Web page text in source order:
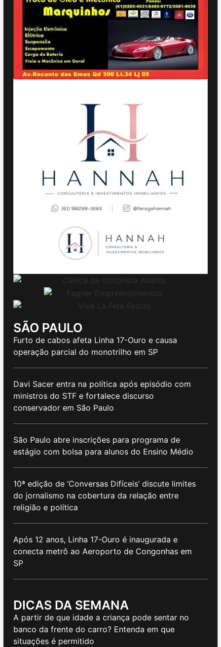
SÃO PAULO
Furto de cabos afeta Linha 17-Ouro e causa
operação parcial do monotrilho em SP
Davi Sacer entra na política após episódio com
ministros do STF e fortalece discurso
conservador em São Paulo
São Paulo abre inscrições para programa de
estágio com bolsa para alunos do Ensino Médio
10ª edição de ‘Conversas Difíceis’ discute limites
do jornalismo na cobertura da relação entre
religião e política
Após 12 anos, Linha 17-Ouro é inaugurada e
conecta metrô ao Aeroporto de Congonhas em
SP
DICAS DA SEMANA
A partir de que idade a criança pode sentar no
banco da frente do carro? Entenda em que
situações é permitido